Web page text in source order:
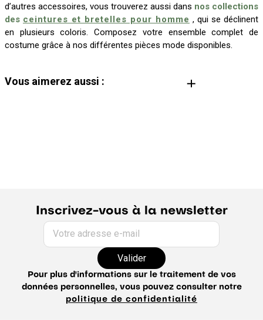
d’autres accessoires, vous trouverez aussi dans nos collections
des ceintures et bretelles pour homme , qui se déclinent
en plusieurs coloris. Composez votre ensemble complet de
costume grâce à nos différentes pièces mode disponibles.
Vous aimerez aussi :
Inscrivez-vous à la newsletter
Votre adresse e-mail
Valider
Pour plus d'informations sur le traitement de vos
données personnelles, vous pouvez consulter notre
politique de confidentialité